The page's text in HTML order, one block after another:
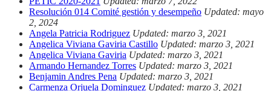
Resolución 014 Comité gestión y desempeño Updated: mayo
2, 2024
Angela Patricia Rodriguez Updated: marzo 3, 2021
Angelica Viviana Gaviria Castillo Updated: marzo 3, 2021
Angelica Viviana Gaviria Updated: marzo 3, 2021
Armando Hernandez Torres Updated: marzo 3, 2021
Benjamin Andres Pena Updated: marzo 3, 2021
Carmenza Orjuela Dominguez Updated: marzo 3, 2021